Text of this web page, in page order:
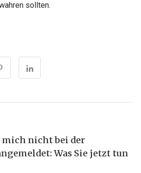
sollten.
nicht bei der
Was Sie jetzt tun